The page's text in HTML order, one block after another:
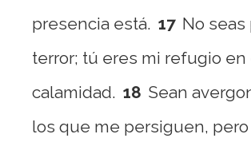
presencia está. 17 No seas
terror; tú eres mi refugio en
calamidad. 18 Sean
los que me persiguen, pero